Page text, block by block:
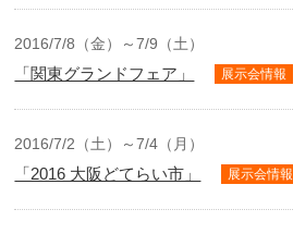
2016/7/8（金）～7/9（土）
「関東グランドフェア」 展示会情報
2016/7/2（土）～7/4（月）
「2016 大阪どてらい市」 展示会情報